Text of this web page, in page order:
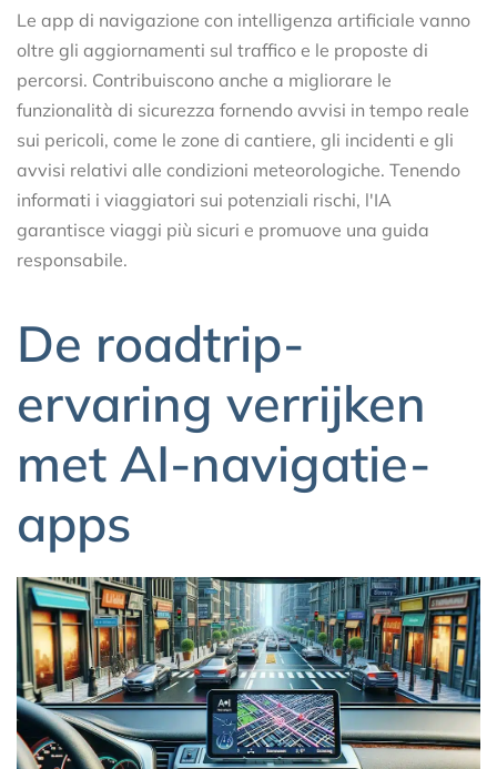
Le app di navigazione con intelligenza artificiale vanno
oltre gli aggiornamenti sul traffico e le proposte di
percorsi. Contribuiscono anche a migliorare le
funzionalità di sicurezza fornendo avvisi in tempo reale
sui pericoli, come le zone di cantiere, gli incidenti e gli
avvisi relativi alle condizioni meteorologiche. Tenendo
informati i viaggiatori sui potenziali rischi, l'IA
garantisce viaggi più sicuri e promuove una guida
responsabile.
De roadtrip-
ervaring verrijken
met AI-navigatie-
apps